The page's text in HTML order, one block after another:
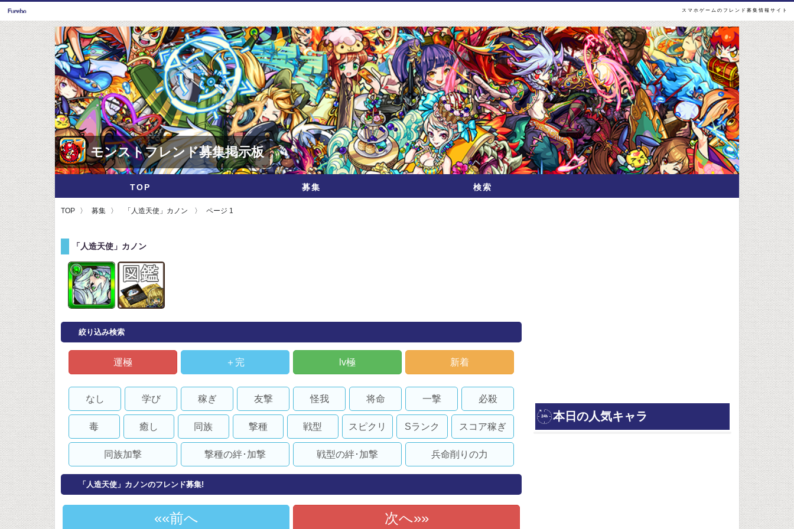
スマホゲームのフレンド募集情報サイト
モンストフレンド募集掲示板
TOP 募集 検索
TOP 募集 「人造天使」カノン ページ 1
「人造天使」カノン
絞り込み検索
運極 ＋完 lv極 新着
なし 学び 稼ぎ 友撃 怪我 将命 一撃 必殺
毒 癒し 同族 撃種 戦型 スピクリ Sランク スコア稼ぎ
同族加撃 撃種の絆･加撃 戦型の絆･加撃 兵命削りの力
「人造天使」カノンのフレンド募集!
«前へ 次へ»